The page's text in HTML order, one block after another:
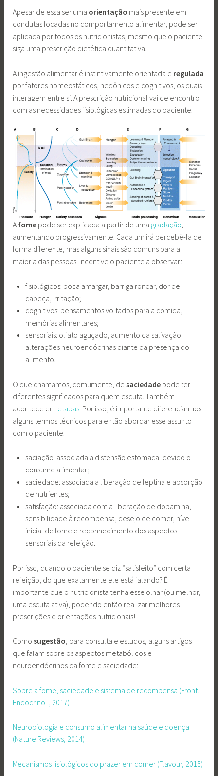
Apesar de essa ser uma orientação mais presente em
condutas focadas no comportamento alimentar, pode ser
aplicada por todos os nutricionistas, mesmo que o paciente
siga uma prescrição dietética quantitativa.
A ingestão alimentar é instintivamente orientada e regulada
por fatores homeostáticos, hedônicos e cognitivos, os quais
interagem entre si. A prescrição nutricional vai de encontro
com as necessidades fisiológicas estimadas do paciente.
A fome pode ser explicada a partir de uma gradação,
aumentando progressivamente. Cada um irá percebê-la de
forma diferente, mas alguns sinais são comuns para a
maioria das pessoas. Incentive o paciente a observar:
fisiológicos: boca amargar, barriga roncar, dor de
cabeça, irritação;
cognitivos: pensamentos voltados para a comida,
memórias alimentares;
sensoriais: olfato aguçado, aumento da salivação,
alterações neuroendócrinas diante da presença do
alimento.
O que chamamos, comumente, desaciedade pode ter
diferentes significados para quem escuta. Também
acontece em etapas . Por isso, é importante diferenciarmos
alguns termos técnicos para então abordar esse assunto
com o paciente:
saciação: associada a distensão estomacal devido o
consumo alimentar;
saciedade: associada a liberação de leptina e absorção
de nutrientes;
satisfação: associada com a liberação de dopamina,
sensibilidade à recompensa, desejo de comer, nível
inicial de fome e reconhecimento dos aspectos
sensoriais da refeição.
Por isso, quando o paciente se diz “satisfeito” com certa
refeição, do que exatamente ele está falando? É
importante que o nutricionista tenha esse olhar (ou melhor,
uma escuta ativa), podendo então realizar melhores
prescrições e orientações nutricionais!
Comosugestão, para consulta e estudos, alguns artigos
que falam sobre os aspectos metabólicos e
neuroendócrinos da fome e saciedade:
Sobre a fome, saciedade e sistema de recompensa (Front.
Endocrinol., 2017)
Neurobiologia e consumo alimentar na saúde e doença
(Nature Reviews, 2014)
Mecanismos fisiológicos do prazer em comer (Flavour, 2015)